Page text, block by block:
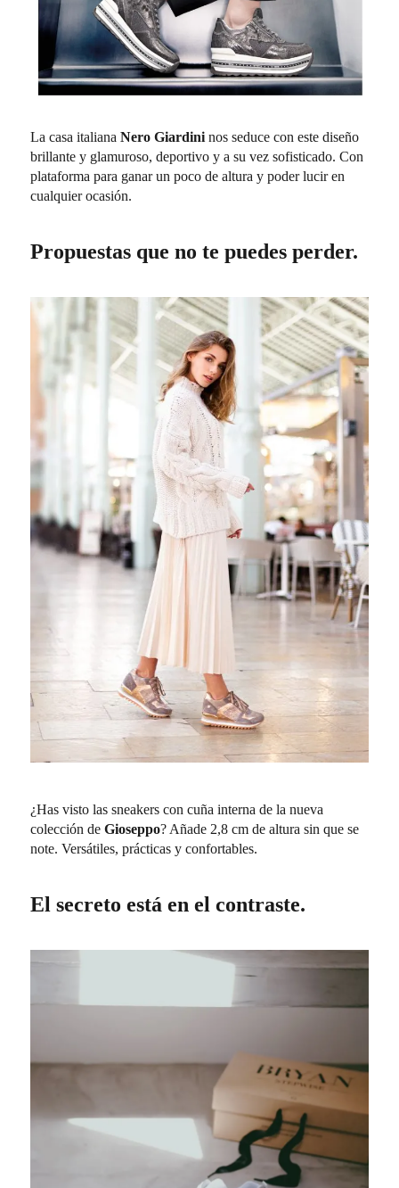
La casa italianaNero Giardini nos seduce con este diseño
brillante y glamuroso, deportivo y a su vez sofisticado. Con
plataforma para ganar un poco de altura y poder lucir en
cualquier ocasión.
Propuestas que no te puedes perder.
¿Has visto las sneakers con cuña interna de la nueva
colección deGioseppo? Añade 2,8 cm de altura sin que se
note. Versátiles, prácticas y confortables.
El secreto está en el contraste.